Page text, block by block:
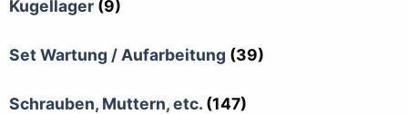
Kugellager (9)
Set Wartung / Aufarbeitung (39)
Schrauben, Muttern, etc. (147)